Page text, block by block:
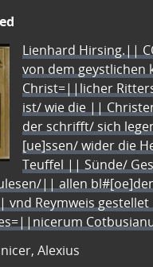
Lienhard Hirsing.||
von dem geystlichen
Christ=||licher
ist/ wie die ||
der schrifft/ sich
[ue]ssen/ wider die
Teuffel || Sünde/
|| allen
vnd Reymweis
Alexius